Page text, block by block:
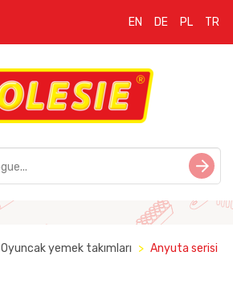
EN DE PL TR
Oyuncak yemek takımları Anyuta serisi